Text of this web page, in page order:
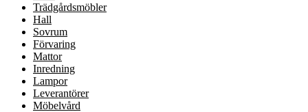
Trädgårdsmöbler
Hall
Sovrum
Förvaring
Mattor
Inredning
Lampor
Leverantörer
Möbelvård